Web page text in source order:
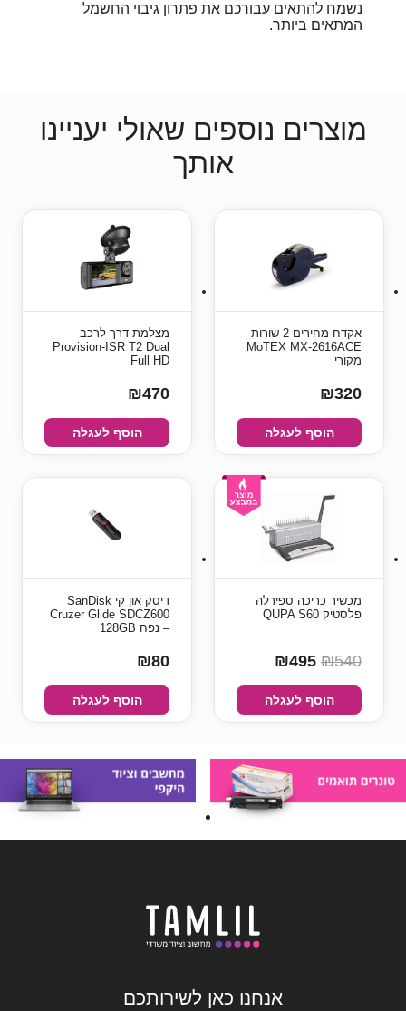
נשמח להתאים עבורכם את פתרון גיבוי החשמל
המתאים ביותר.
מוצרים נוספים שאולי יעניינו
אותך
אקדח מחירים 2 שורות
MoTEX MX-2616ACE
מקורי
₪320
הוסף לעגלה
מצלמת דרך לרכב
Provision-ISR T2 Dual
Full HD
₪470
הוסף לעגלה
מכשיר כריכה ספירלה
פלסטיק QUPA S60
₪540
הוסף לעגלה
דיסק און קי SanDisk
Cruzer Glide SDCZ600
– נפח 128GB
₪80
הוסף לעגלה
אנחנו כאן לשירותכם